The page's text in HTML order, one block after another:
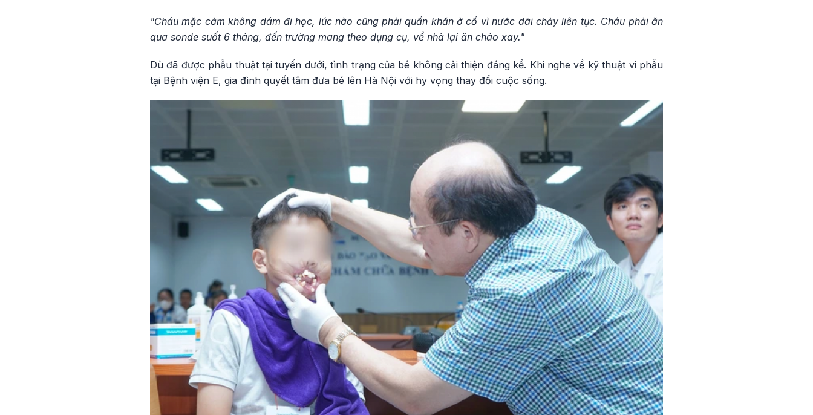
"Cháu mặc cảm không dám đi học, lúc nào cũng phải quấn khăn ở cổ vì nước dãi chảy liên tục. Cháu phải ăn
qua sonde suốt 6 tháng, đến trường mang theo dụng cụ, về nhà lại ăn cháo xay."
Dù đã được phẫu thuật tại tuyến dưới, tình trạng của bé không cải thiện đáng kể. Khi nghe về kỹ thuật vi phẫu
tại Bệnh viện E, gia đình quyết tâm đưa bé lên Hà Nội với hy vọng thay đổi cuộc sống.